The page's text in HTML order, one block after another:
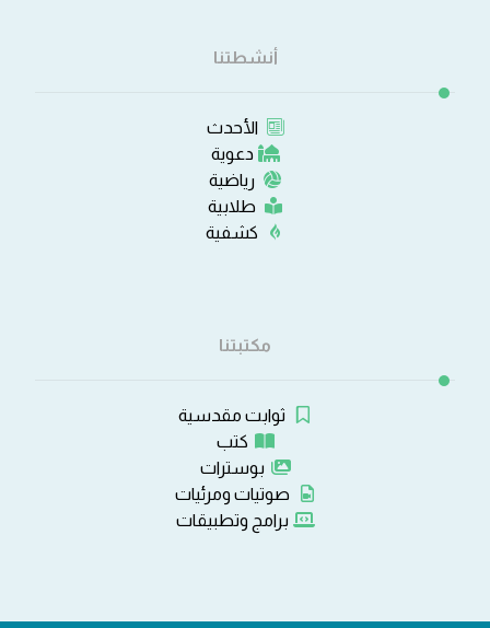
أنشطتنا
الأحدث
دعوية
رياضية
طلابية
كشفية
مكتبتنا
ثوابت مقدسية
كتب
بوسترات
صوتيات ومرئيات
برامج وتطبيقات